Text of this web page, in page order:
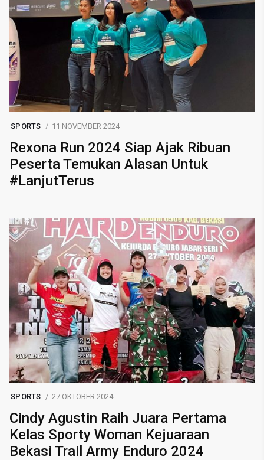
SPORTS 11 NOVEMBER 2024
Rexona Run 2024 Siap Ajak Ribuan
Peserta Temukan Alasan Untuk
#LanjutTerus
SPORTS 27 OKTOBER 2024
Cindy Agustin Raih Juara Pertama
Kelas Sporty Woman Kejuaraan
Bekasi Trail Army Enduro 2024